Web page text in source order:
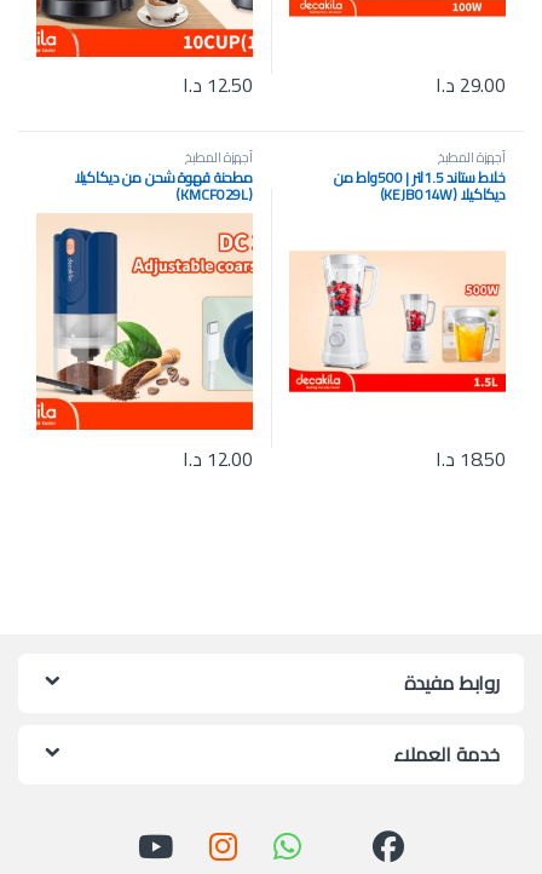
29.00 د.ا 12.50 د.ا
أجهزة المطبخ
خلاط ستاند 1.5لتر | 500واط من
ديكاكيلا (KEJB014W)
18.50 د.ا
أجهزة المطبخ
مطحنة قهوة شحن من ديكاكيلا
(KMCF029L)
12.00 د.ا
روابط مفيدة
خدمة العملاء